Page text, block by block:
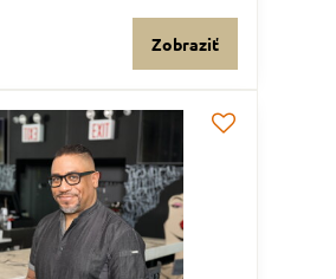
Zobraziť